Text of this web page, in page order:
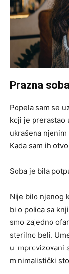
Prazna soba
Popela sam se
koji je prerastao
ukrašena
Kada sam ih
Soba je bila
Nije bilo njenog
bilo polica sa
smo zajedno
sterilno beli.
u improvizovani
minimalistički